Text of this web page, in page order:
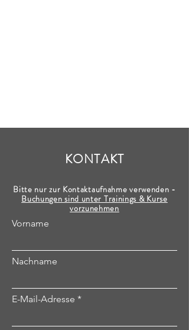
KONTAKT
Bitte nur zur Kontaktaufnahme verwenden -
Buchungen sind unter Trainings & Kurse
vorzunehmen
Vorname
Nachname
E-Mail-Adresse